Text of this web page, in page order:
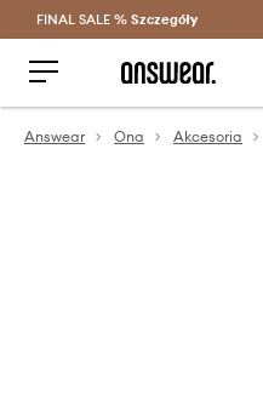
Oszczędzaj z
FINAL SALE % Szczegóły
Answear Ona Akcesoria